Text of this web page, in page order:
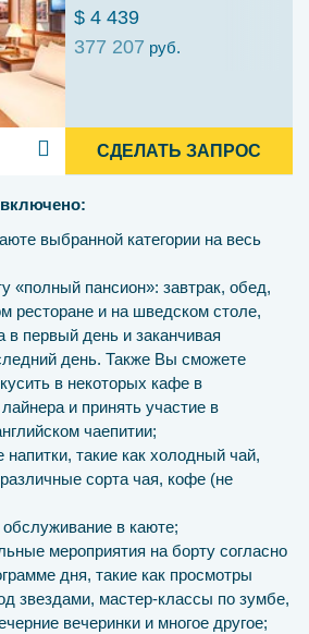
$ 4 439
377 207 руб.
СДЕЛАТЬ ЗАПРОС
выбранной категории на весь
«полный пансион»: завтрак, обед,
ресторане и на шведском столе,
в первый день и заканчивая
день. Также Вы сможете
в некоторых кафе в
и принять участие в
чаепитии;
напитки, такие как холодный чай,
сорта чая, кофе (не
обслуживание в каюте;
мероприятия на борту согласно
дня, такие как просмотры
звездами, мастер-классы по зумбе,
вечеринки и многое другое;